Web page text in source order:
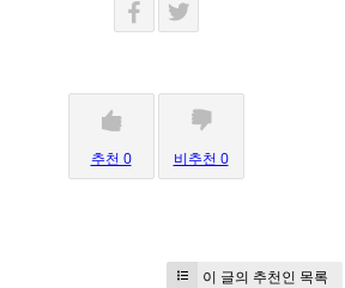
추천 0 비추천 0
이 글의 추천인 목록